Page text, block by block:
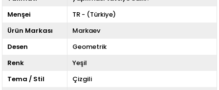
Menşei
TR - (Türkiye)
Ürün Markası
Markaev
Desen
Geometrik
Renk
Yeşil
Tema / Stil
Çizgili